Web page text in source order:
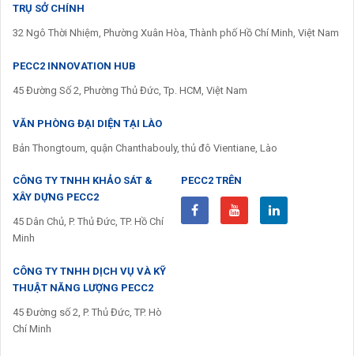
TRỤ SỞ CHÍNH
32 Ngô Thời Nhiệm, Phường Xuân Hòa, Thành phố Hồ Chí Minh, Việt Nam
PECC2 INNOVATION HUB
45 Đường Số 2, Phường Thủ Đức, Tp. HCM, Việt Nam
VĂN PHÒNG ĐẠI DIỆN TẠI LÀO
Bản Thongtoum, quận Chanthabouly, thủ đô Vientiane, Lào
CÔNG TY TNHH KHẢO SÁT &
XÂY DỰNG PECC2
45 Dân Chủ, P. Thủ Đức, TP. Hồ Chí
Minh
CÔNG TY TNHH DỊCH VỤ VÀ KỸ
THUẬT NĂNG LƯỢNG PECC2
45 Đường số 2, P. Thủ Đức, TP. Hò
Chí Minh
PECC2 TRÊN